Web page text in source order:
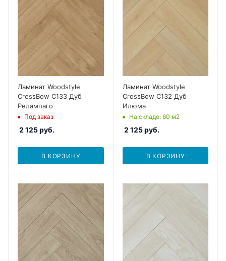
Ламинат Woodstyle
CrossBow C133 Дуб
Релампаго
Под заказ
2 125руб.
В КОРЗИНУ
Ламинат Woodstyle
CrossBow C132 Дуб
Илюма
На складе: 60 м2
2 125руб.
В КОРЗИНУ